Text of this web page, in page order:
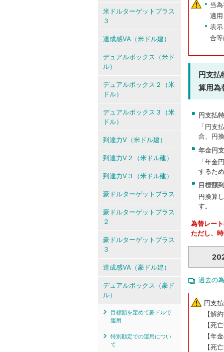
当
適用
表
合等
円支
算用為
円支払
「円支
合、円
年金円
「年金
するた
目標額
円換算
す。
為替レー
ただし、
過去の
円支
【解
【死
【年
【死
米ドルターゲットプラス
３
達成感VA（米ドル建）
デュアルボックス（米ド
ル）
デュアルボックス２（米
ドル）
デュアルボックス３（米
ドル）
到達力V（米ドル建）
到達力V２（米ドル建）
到達力V３（米ドル建）
豪ドルターゲットプラス
豪ドルターゲットプラス
２
豪ドルターゲットプラス
３
達成感VA（豪ドル建）
デュアルボックス（豪ド
ル）
目標額を定めて豪ドルで
運用
特別勘定での運用につい
て